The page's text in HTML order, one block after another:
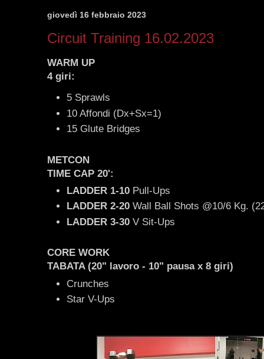
giovedì 16 febbraio 2023
Circuit Training 16.02.2023
WARM UP
4 giri:
5 Sprawls
10 Affondi (Dx+Sx=1)
15 Glute Bridges
METCON
TIME CAP 20':
LADDER 1-10 Pull-Ups
LADDER 2-20 Wall Ball Shots @10/6 Kg.
LADDER 3-30 V Sit-Ups
CORE WORK
TABATA (20" lavoro - 10" pausa x 8 giri)
Crunches
Star V-Ups